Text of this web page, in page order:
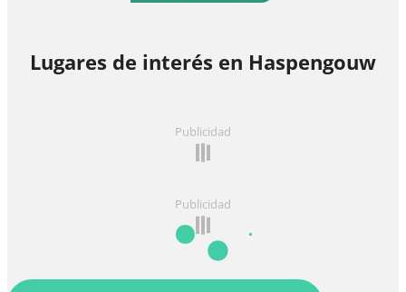
Lugares de interés en Haspengouw
Publicidad
Publicidad